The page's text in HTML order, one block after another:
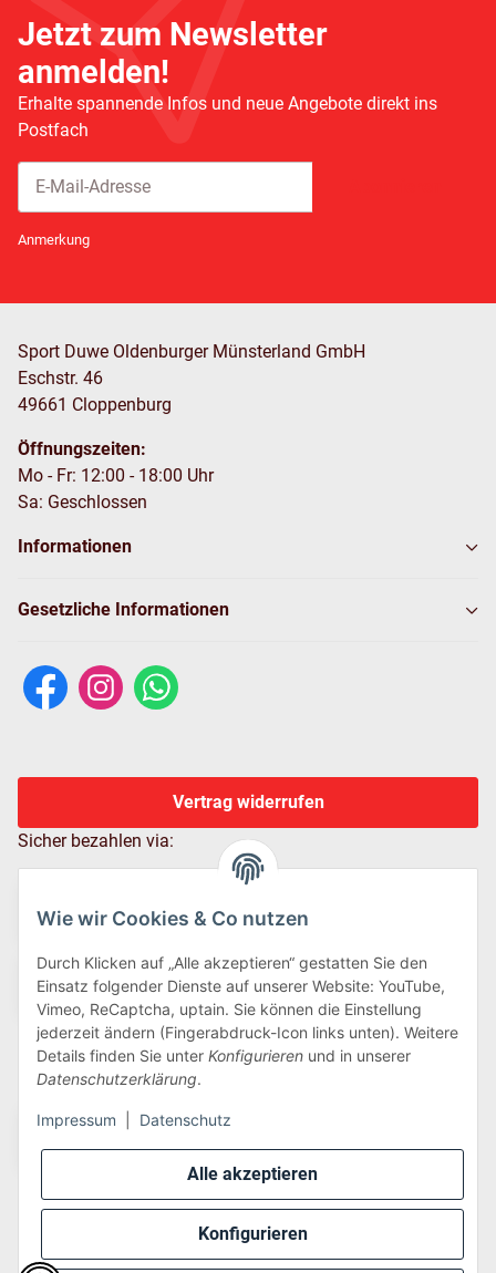
Alle akzeptieren
Konfigurieren
Wie wir Cookies & Co nutzen
Durch Klicken auf „Alle akzeptieren“ gestatten Sie den
Einsatz folgender Dienste auf unserer Website: YouTube,
Vimeo, ReCaptcha, uptain. Sie können die Einstellung
jederzeit ändern (Fingerabdruck-Icon links unten). Weitere
Details finden Sie unter Konfigurieren und in unserer
Datenschutzerklärung.
Impressum Datenschutz
Jetzt zum Newsletter
anmelden!
Erhalte spannende Infos und neue Angebote direkt ins
Postfach
Anmerkung
Sport Duwe Oldenburger Münsterland GmbH
Eschstr. 46
49661 Cloppenburg
Öffnungszeiten:
Mo - Fr: 12:00 - 18:00 Uhr
Sa: Geschlossen
Informationen
Gesetzliche Informationen
Vertrag widerrufen
Sicher bezahlen via:
Wir versenden via: